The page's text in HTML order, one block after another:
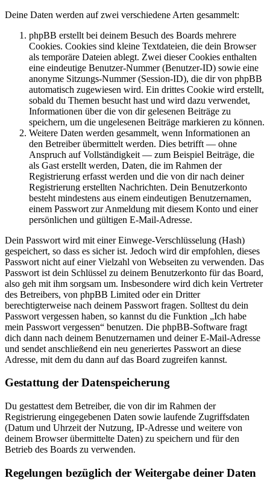
Deine Daten werden auf zwei verschiedene Arten gesammelt:
phpBB erstellt bei deinem Besuch des Boards mehrere
Cookies. Cookies sind kleine Textdateien, die dein Browser
als temporäre Dateien ablegt. Zwei dieser Cookies enthalten
eine eindeutige Benutzer-Nummer (Benutzer-ID) sowie eine
anonyme Sitzungs-Nummer (Session-ID), die dir von phpBB
automatisch zugewiesen wird. Ein drittes Cookie wird erstellt,
sobald du Themen besucht hast und wird dazu verwendet,
Informationen über die von dir gelesenen Beiträge zu
speichern, um die ungelesenen Beiträge markieren zu können.
Weitere Daten werden gesammelt, wenn Informationen an
den Betreiber übermittelt werden. Dies betrifft — ohne
Anspruch auf Vollständigkeit — zum Beispiel Beiträge, die
als Gast erstellt werden, Daten, die im Rahmen der
Registrierung erfasst werden und die von dir nach deiner
Registrierung erstellten Nachrichten. Dein Benutzerkonto
besteht mindestens aus einem eindeutigen Benutzernamen,
einem Passwort zur Anmeldung mit diesem Konto und einer
persönlichen und gültigen E-Mail-Adresse.
Dein Passwort wird mit einer Einwege-Verschlüsselung (Hash)
gespeichert, so dass es sicher ist. Jedoch wird dir empfohlen, dieses
Passwort nicht auf einer Vielzahl von Webseiten zu verwenden. Das
Passwort ist dein Schlüssel zu deinem Benutzerkonto für das Board,
also geh mit ihm sorgsam um. Insbesondere wird dich kein Vertreter
des Betreibers, von phpBB Limited oder ein Dritter
berechtigterweise nach deinem Passwort fragen. Solltest du dein
Passwort vergessen haben, so kannst du die Funktion „Ich habe
mein Passwort vergessen“ benutzen. Die phpBB-Software fragt
dich dann nach deinem Benutzernamen und deiner E-Mail-Adresse
und sendet anschließend ein neu generiertes Passwort an diese
Adresse, mit dem du dann auf das Board zugreifen kannst.
Gestattung der Datenspeicherung
Du gestattest dem Betreiber, die von dir im Rahmen der
Registrierung eingegebenen Daten sowie laufende Zugriffsdaten
(Datum und Uhrzeit der Nutzung, IP-Adresse und weitere von
deinem Browser übermittelte Daten) zu speichern und für den
Betrieb des Boards zu verwenden.
Regelungen bezüglich der Weitergabe deiner Daten